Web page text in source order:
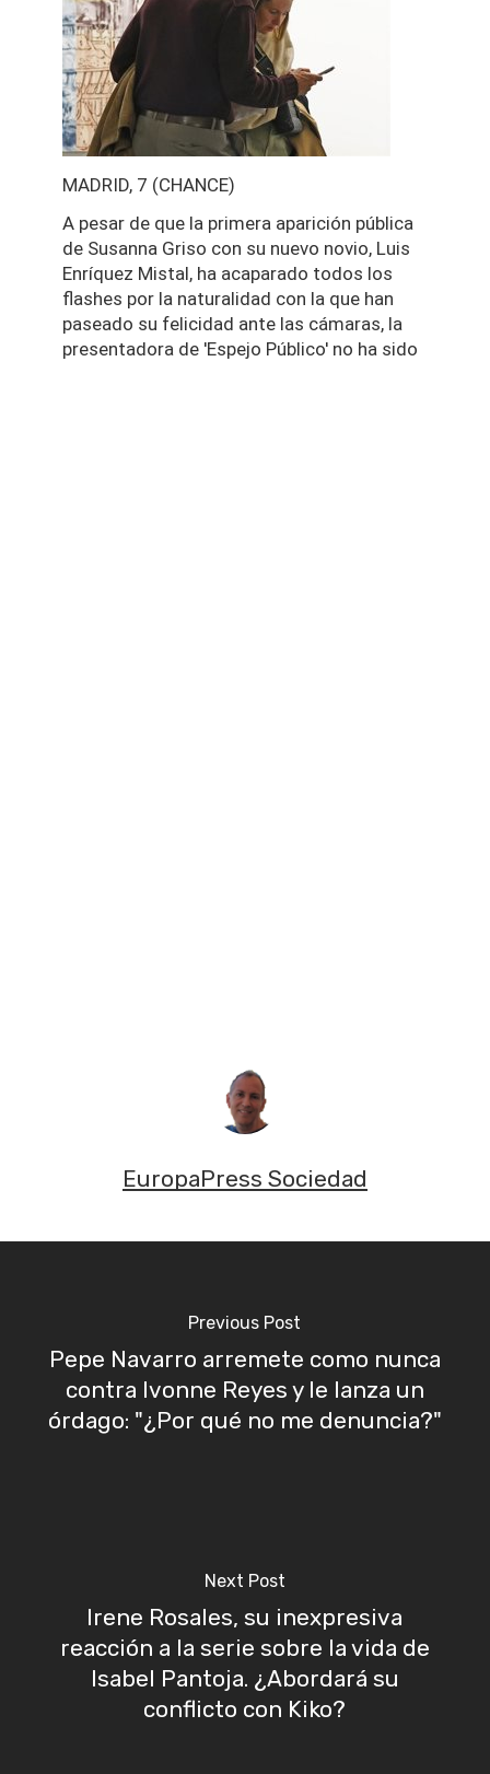
EuropaPress Sociedad
Previous Post
Pepe Navarro arremete como nunca
contra Ivonne Reyes y le lanza un
órdago: "¿Por qué no me denuncia?"
Next Post
Irene Rosales, su inexpresiva
reacción a la serie sobre la vida de
Isabel Pantoja. ¿Abordará su
conflicto con Kiko?